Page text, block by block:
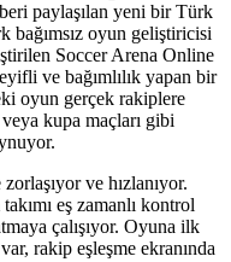
paylaşılan yeni bir Türk
oyun geliştiricisi
Soccer Arena Online
ve bağımlılık yapan bir
oyun gerçek rakiplere
kupa maçları gibi
ve hızlanıyor.
eş zamanlı kontrol
çalışıyor. Oyuna ilk
rakip eşleşme ekranında